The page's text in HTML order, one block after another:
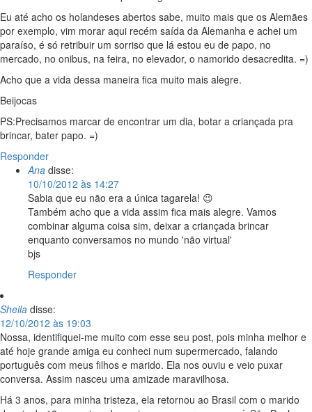
Eu até acho os holandeses abertos sabe, muito mais que os Alemães
por exemplo, vim morar aqui recém saída da Alemanha e achei um
paraíso, é só retribuir um sorriso que lá estou eu de papo, no
mercado, no onibus, na feira, no elevador, o namorido desacredita. =)
Acho que a vida dessa maneira fica muito mais alegre.
Beijocas
PS:Precisamos marcar de encontrar um dia, botar a criançada pra
brincar, bater papo. =)
Responder
Ana disse:
10/10/2012 às 14:27
Sabia que eu não era a única tagarela! 😉
Também acho que a vida assim fica mais alegre. Vamos
combinar alguma coisa sim, deixar a criançada brincar
enquanto conversamos no mundo 'não virtual'
bjs
Responder
Sheila disse:
12/10/2012 às 19:03
Nossa, identifiquei-me muito com esse seu post, pois minha melhor e
até hoje grande amiga eu conheci num supermercado, falando
português com meus filhos e marido. Ela nos ouviu e veio puxar
conversa. Assim nasceu uma amizade maravilhosa.
Há 3 anos, para minha tristeza, ela retornou ao Brasil com o marido